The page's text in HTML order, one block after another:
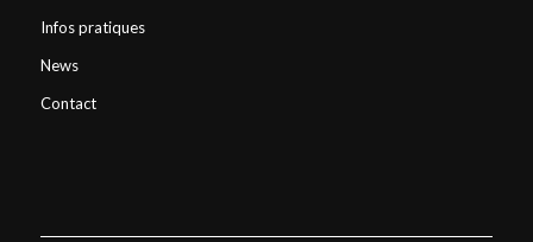
Infos pratiques
News
Contact